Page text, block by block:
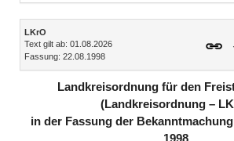
Inhalt
LKrO
Text gilt ab: 01.08.2026
Fassung: 22.08.1998
Landkreisordnung für den
(Landkreisordnung –
in der Fassung der